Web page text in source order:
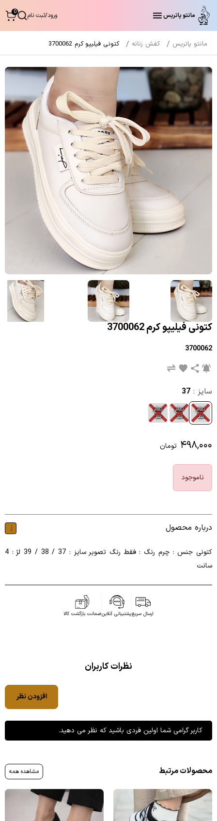
مانتو پاتریس ورود/ثبت نام 0
مانتو پاتریس کفش زنانه کتونی فیلیپو کرم 3700062
کتونی فیلیپو کرم 3700062
3700062
سایز : 37
37
تمام
شد
38
تمام
شد
39
تمام
شد
۴۹۸,۰۰۰ تومان
ناموجود
درباره محصول
کتونی جنس : چرم رنگ : فقط رنگ تصویر سایز : 37 / 38 / 39 لژ : 4
سانت
ارسال سریعپشتیبانی آنلاینضمانت بازگشت کالا
نظرات کاربران
افزودن نظر
کاربر گرامی شما اولین فردی باشید که نظر می دهید.
محصولات مرتبط مشاهده همه